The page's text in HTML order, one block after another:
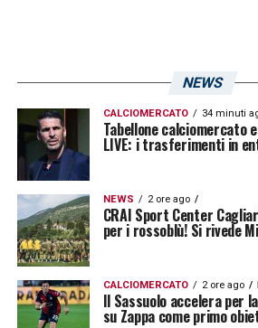
trasformazione nata quasi
diventata poi una delle chiavi
maturazione tecnica e
LA PLAYLIST DELLE
NEWS
CALCIOMERCATO 34 minuti
Tabellone calciomercato
LIVE: i trasferimenti in
NEWS 2 ore ago
CRAI Sport Center
per i rossoblù! Si rivede
CALCIOMERCATO 2 ore ago
Il Sassuolo accelera per
su Zappa come primo